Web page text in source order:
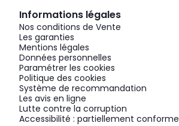
Informations légales
Nos conditions de Vente
Les garanties
Mentions légales
Données personnelles
Paramétrer les cookies
Politique des cookies
Système de recommandation
Les avis en ligne
Lutte contre la corruption
Accessibilité : partiellement conforme